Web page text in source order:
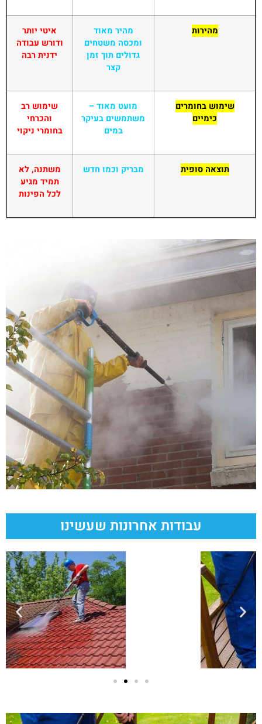
מהירות
מהיר מאוד
ומכסה משטחים
גדולים תוך זמן
קצר
איטי יותר
ודורש עבודה
ידנית רבה
שימוש בחומרים
כימיים
מועט מאוד –
משתמשים בעיקר
במים
שימוש רב
והכרחי
בחומרי ניקוי
תוצאה סופית מבריק וכמו חדש
משתנה, לא
תמיד מגיע
לכל הפינות
עבודות אחרונות שעשינו